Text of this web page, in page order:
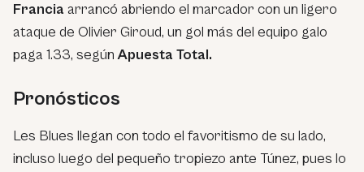
Francia arrancó abriendo el marcador con un ligero
ataque de Olivier Giroud, un gol más del equipo galo
paga 1.33, segúnApuesta Total.
Pronósticos
Les Blues llegan con todo el favoritismo de su lado,
incluso luego del pequeño tropiezo ante Túnez, pues lo